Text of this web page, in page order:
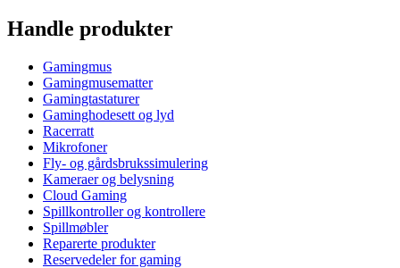
Handle produkter
Gamingmus
Gamingmusematter
Gamingtastaturer
Gaminghodesett og lyd
Racerratt
Mikrofoner
Fly- og gårdsbrukssimulering
Kameraer og belysning
Cloud Gaming
Spillkontroller og kontrollere
Spillmøbler
Reparerte produkter
Reservedeler for gaming